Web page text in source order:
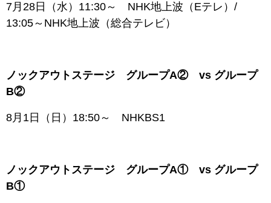
7月28日（水）11:30～ NHK地上波（Eテレ）/
13:05～NHK地上波（総合テレビ）
ノックアウトステージ グループA② vs グループ
B②
8月1日（日）18:50～ NHKBS1
ノックアウトステージ グループA① vs グループ
B①